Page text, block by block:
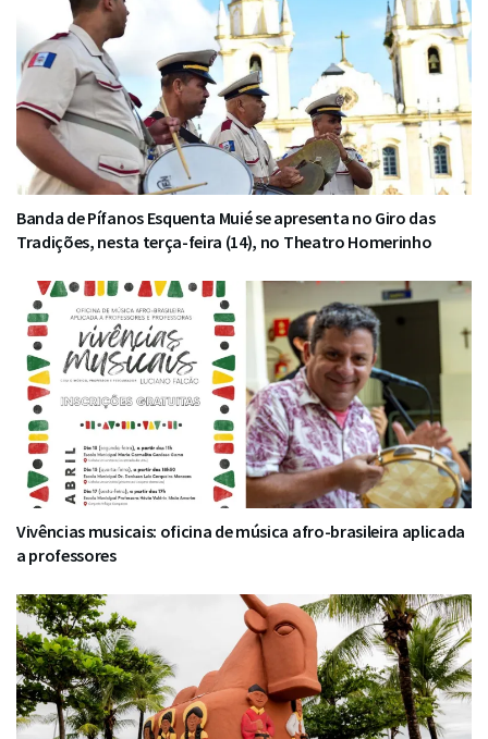
Banda de Pífanos Esquenta Muié se apresenta no Giro das
Tradições, nesta terça-feira (14), no Theatro Homerinho
Vivências musicais: oficina de música afro-brasileira aplicada
a professores